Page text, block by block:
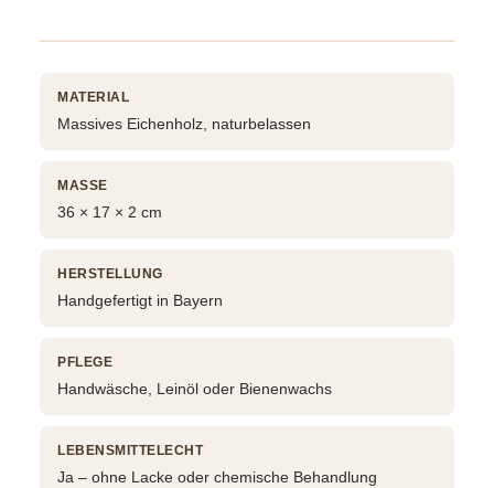
MATERIAL
Massives Eichenholz, naturbelassen
MASSE
36 × 17 × 2 cm
HERSTELLUNG
Handgefertigt in Bayern
PFLEGE
Handwäsche, Leinöl oder Bienenwachs
LEBENSMITTELECHT
Ja – ohne Lacke oder chemische Behandlung